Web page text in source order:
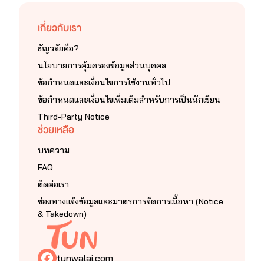
เกี่ยวกับเรา
ธัญวลัยคือ?
นโยบายการคุ้มครองข้อมูลส่วนบุคคล
ข้อกำหนดและเงื่อนไขการใช้งานทั่วไป
ข้อกำหนดและเงื่อนไขเพิ่มเติมสำหรับการเป็นนักเขียน
Third-Party Notice
ช่วยเหลือ
บทความ
FAQ
ติดต่อเรา
ช่องทางแจ้งข้อมูลและมาตรการจัดการเนื้อหา (Notice
& Takedown)
tunwalai.com